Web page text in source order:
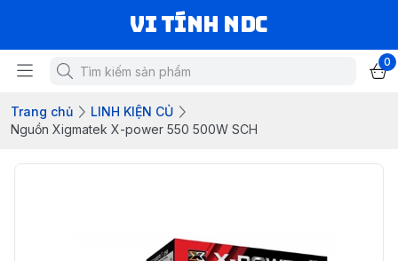
VI TÍNH NDC
0
Trang chủ
LINH KIỆN CỦ
Nguồn Xigmatek X-power 550 500W SCH